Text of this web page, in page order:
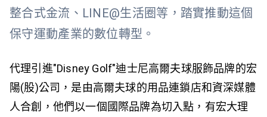
整合式金流、LINE@生活圈等，踏實推動這個
保守運動產業的數位轉型。
代理引進"Disney Golf"迪士尼高爾夫球服飾品牌的宏
陽(股)公司，是由高爾夫球的用品連鎖店和資深媒體
人合創，他們以一個國際品牌為切入點，有宏大理